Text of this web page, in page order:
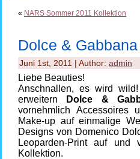
« NARS Sommer 2011 Kollektion
Dolce &
Juni 1st, 2011 | Author: admin
Liebe Beauties!
Anschnallen, es wird
erweitern
Dolce &
vornehmlich Accessoires
Make-up auf einmalige
Designs von Domenico
Leoparden-Print auf
Kollektion.